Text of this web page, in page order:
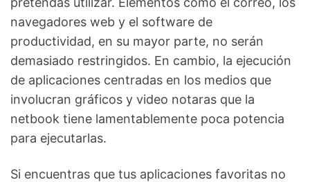
navegadores web y el software de
productividad, en su mayor parte, no serán
demasiado restringidos. En cambio, la ejecución
de aplicaciones centradas en los medios que
involucran gráficos y video notaras que la
netbook tiene lamentablemente poca potencia
para ejecutarlas.
Si encuentras que tus aplicaciones favoritas no